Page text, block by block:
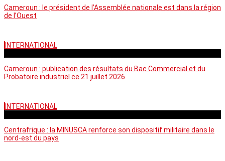
Cameroun : le président de l’Assemblée nationale est dans la région
de l’Ouest
INTERNATIONAL
Cameroun : publication des résultats du Bac Commercial et du
Probatoire industriel ce 21 juillet 2026
INTERNATIONAL
Centrafrique : la MINUSCA renforce son dispositif militaire dans le
nord-est du pays